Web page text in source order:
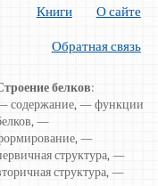
Книги О сайте
Обратная связь
белков:
содержание, — функции
—
—
структура, —
структура, —